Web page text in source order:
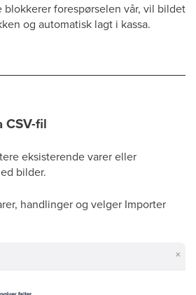
forespørselen vår, vil bildet
og automatisk lagt i kassa.
fil
eksisterende varer eller
bilder.
handlinger og velger Importer